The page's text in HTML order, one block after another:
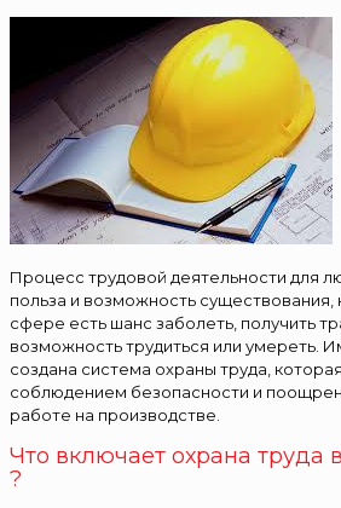
Процесс трудовой деятельности для
польза и возможность
сфере есть шанс заболеть, получить
возможность трудиться или умереть.
создана система охраны труда,
соблюдением безопасности и
работе на производстве.
Что включает охрана труда
?